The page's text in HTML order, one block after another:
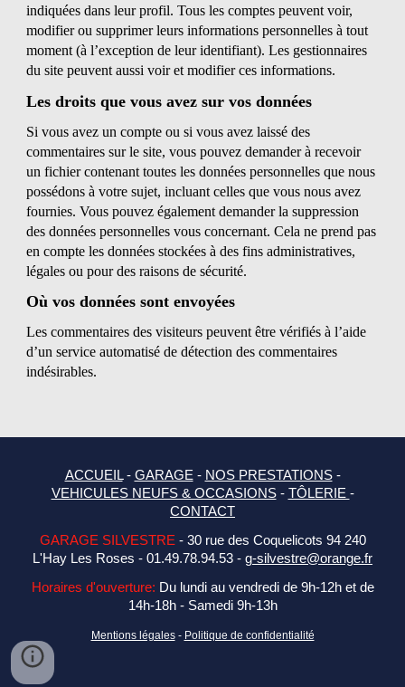
indiquées dans leur profil. Tous les comptes peuvent voir,
modifier ou supprimer leurs informations personnelles à tout
moment (à l’exception de leur identifiant). Les gestionnaires
du site peuvent aussi voir et modifier ces informations.
Les droits que vous avez sur vos données
Si vous avez un compte ou si vous avez laissé des
commentaires sur le site, vous pouvez demander à recevoir
un fichier contenant toutes les données personnelles que nous
possédons à votre sujet, incluant celles que vous nous avez
fournies. Vous pouvez également demander la suppression
des données personnelles vous concernant. Cela ne prend pas
en compte les données stockées à des fins administratives,
légales ou pour des raisons de sécurité.
Où vos données sont envoyées
Les commentaires des visiteurs peuvent être vérifiés à l’aide
d’un service automatisé de détection des commentaires
indésirables.
ACCUEIL - GARAGE - NOS PRESTATIONS -
VEHICULES NEUFS & OCCASIONS - TÔLERIE -
CONTACT
GARAGE SILVESTRE - 30 rue des Coquelicots 94 240
L'Hay Les Roses - 01.49.78.94.53 - g-silvestre@orange.fr
Horaires d'ouverture: Du lundi au vendredi de 9h-12h et de
14h-18h - Samedi 9h-13h
Mentions légales- Politique de confidentialité